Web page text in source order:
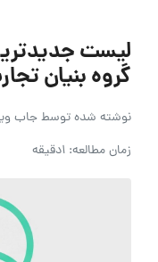
لیست
گروه بنیان تجارت | ۱۷
نوشته شده توسطجاب
زمان مطالعه: 1دقیقه